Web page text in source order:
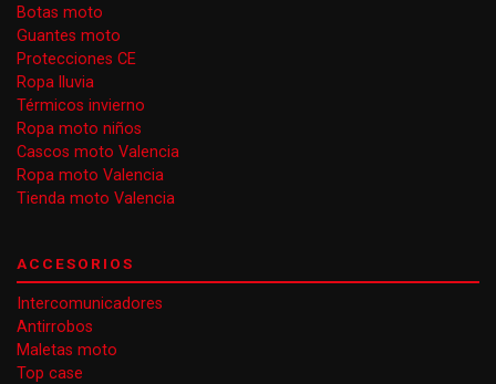
Botas moto
Guantes moto
Protecciones CE
Ropa lluvia
Térmicos invierno
Ropa moto niños
Cascos moto Valencia
Ropa moto Valencia
Tienda moto Valencia
ACCESORIOS
Intercomunicadores
Antirrobos
Maletas moto
Top case